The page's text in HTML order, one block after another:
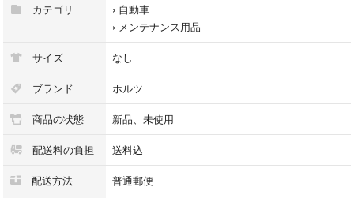
ご検討よろしくお願いいたします。
カテゴリ
› 自動車
› メンテナンス用品
サイズ なし
ブランド ホルツ
商品の状態 新品、未使用
配送料の負担 送料込
配送方法 普通郵便